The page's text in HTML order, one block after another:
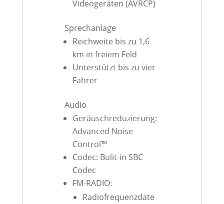
Videogeräten (AVRCP)
Sprechanlage
Reichweite bis zu 1,6
km in freiem Feld
Unterstützt bis zu vier
Fahrer
Audio
Geräuschreduzierung:
Advanced Noise
Control™
Codec: Bulit-in SBC
Codec
FM-RADIO:
Radiofrequenzdate